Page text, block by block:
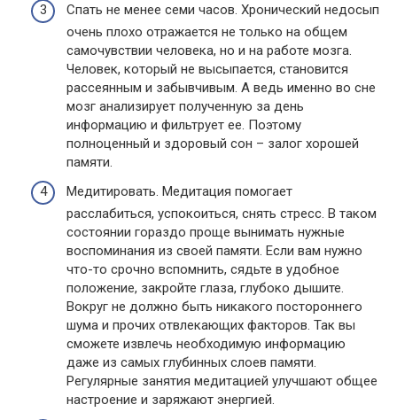
Спать не менее семи часов. Хронический недосып
очень плохо отражается не только на общем
самочувствии человека, но и на работе мозга.
Человек, который не высыпается, становится
рассеянным и забывчивым. А ведь именно во сне
мозг анализирует полученную за день
информацию и фильтрует ее. Поэтому
полноценный и здоровый сон – залог хорошей
памяти.
Медитировать. Медитация помогает
расслабиться, успокоиться, снять стресс. В таком
состоянии гораздо проще вынимать нужные
воспоминания из своей памяти. Если вам нужно
что-то срочно вспомнить, сядьте в удобное
положение, закройте глаза, глубоко дышите.
Вокруг не должно быть никакого постороннего
шума и прочих отвлекающих факторов. Так вы
сможете извлечь необходимую информацию
даже из самых глубинных слоев памяти.
Регулярные занятия медитацией улучшают общее
настроение и заряжают энергией.